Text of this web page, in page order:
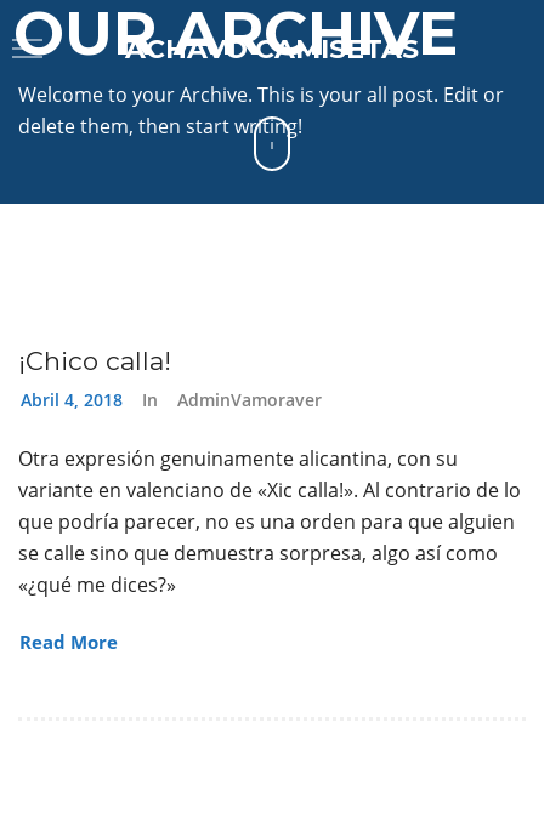
ACHAVO CAMISETAS
OUR ARCHIVE
Welcome to your Archive. This is your all post. Edit or
delete them, then start writing!
¡Chico calla!
Abril 4, 2018 In AdminVamoraver
Otra expresión genuinamente alicantina, con su
variante en valenciano de «Xic calla!». Al contrario de lo
que podría parecer, no es una orden para que alguien
se calle sino que demuestra sorpresa, algo así como
«¿qué me dices?»
Read More